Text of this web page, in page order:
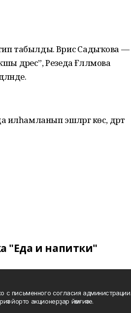
табылды. Вәрисә Садыҡова —
дәрес”, Резеда Ғәлләмова
эшләргә көс, дәрт
"Еда и напитки"
с письменного согласия
йорто акционерҙар йәмғиәте.